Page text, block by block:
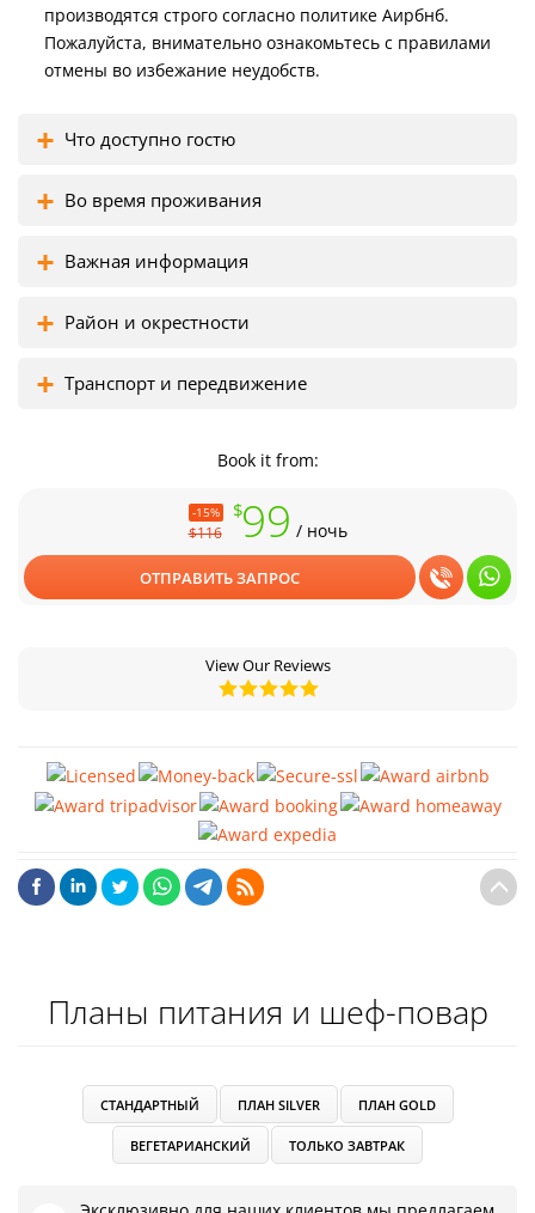
производятся строго согласно политике Аирбнб.
Пожалуйста, внимательно ознакомьтесь с правилами
отмены во избежание неудобств.
Что доступно гостю
Во время проживания
Важная информация
Район и окрестности
Транспорт и передвижение
Book it from:
-15%
$116
$99 / ночь
ОТПРАВИТЬ ЗАПРОС
View Our Reviews
Планы питания и шеф-повар
СТАНДАРТНЫЙ ПЛАН SILVER ПЛАН GOLD
ВЕГЕТАРИАНСКИЙ ТОЛЬКО ЗАВТРАК